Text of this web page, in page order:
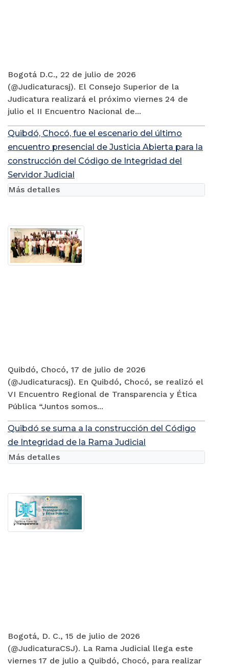
Bogotá D.C., 22 de julio de 2026
(@Judicaturacsj). El Consejo Superior de la
Judicatura realizará el próximo viernes 24 de
julio el II Encuentro Nacional de...
Quibdó, Chocó, fue el escenario del último
encuentro presencial de Justicia Abierta para la
construcción del Código de Integridad del
Servidor Judicial
Quibdó, Chocó, 17 de julio de 2026
(@Judicaturacsj). En Quibdó, Chocó, se realizó el
VI Encuentro Regional de Transparencia y Ética
Pública “Juntos somos...
Más detalles
Quibdó se suma a la construcción del Código
de Integridad de la Rama Judicial
Bogotá, D. C., 15 de julio de 2026
(@JudicaturaCSJ). La Rama Judicial llega este
viernes 17 de julio a Quibdó, Chocó, para realizar
Más detalles